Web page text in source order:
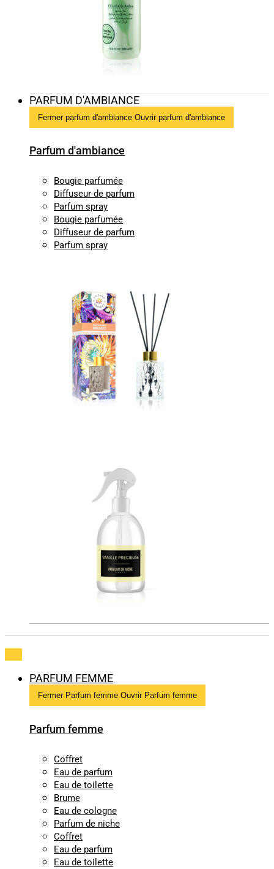
PARFUM D'AMBIANCE
Fermer parfum d'ambiance Ouvrir parfum d'ambiance
Parfum d'ambiance
Bougie parfumée
Diffuseur de parfum
Parfum spray
Bougie parfumée
Diffuseur de parfum
Parfum spray
PARFUM FEMME
Fermer Parfum femme Ouvrir Parfum femme
Parfum femme
Coffret
Eau de parfum
Eau de toilette
Brume
Eau de cologne
Parfum de niche
Coffret
Eau de parfum
Eau de toilette